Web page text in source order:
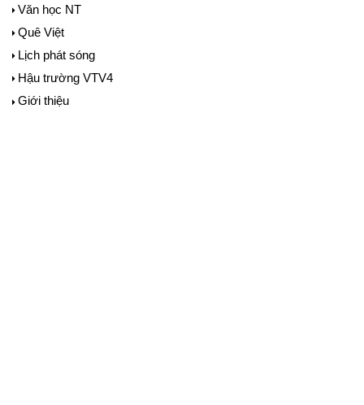
Văn học NT
Quê Việt
Lịch phát sóng
Hậu trường VTV4
Giới thiệu